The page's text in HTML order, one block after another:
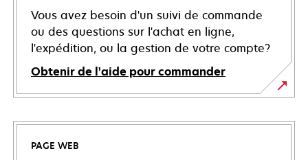
Vous avez besoin d'un suivi de commande
ou des questions sur l'achat en ligne,
l'expédition, ou la gestion de votre compte?
Obtenir de l'aide pour commander
PAGE WEB